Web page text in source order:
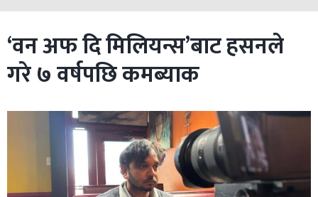
‘वन अफ दि मिलियन्स’बाट हसनले
गरे ७ वर्षपछि कमब्याक